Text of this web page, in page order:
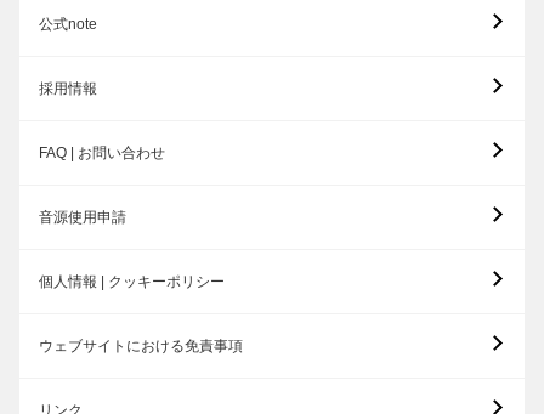
公式note
採用情報
FAQ | お問い合わせ
音源使用申請
個人情報 | クッキーポリシー
ウェブサイトにおける免責事項
リンク